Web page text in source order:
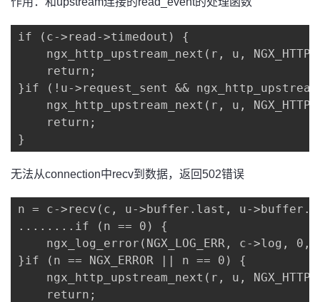
if (c->read->timedout) {
ngx_http_upstream_next(r, u,
return;
}if (!u->request_sent &&
ngx_http_upstream_next(r, u,
return;
}
无法从connection中recv到数据，返回502错误
n = c->recv(c, u->buffer.last, u-
........if (n == 0) {
ngx_log_error(NGX_LOG_ERR, c->log, 0,
}if (n == NGX_ERROR || n == 0) {
ngx_http_upstream_next(r, u,
return;